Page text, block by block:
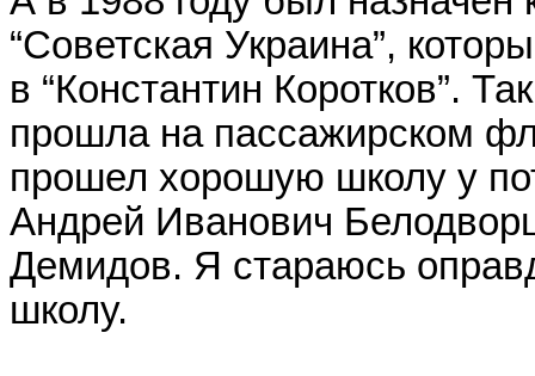
“Советская Украина”,
в “Константин Коротков”.
прошла на пассажирском
прошел хорошую школу у
Андрей Иванович
Демидов. Я стараюсь
школу.